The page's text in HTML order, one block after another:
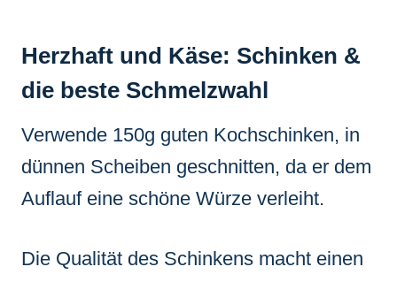
Herzhaft und Käse: Schinken &
die beste Schmelzwahl
Verwende 150g guten Kochschinken, in
dünnen Scheiben geschnitten, da er dem
Auflauf eine schöne Würze verleiht.
Die Qualität des Schinkens macht einen